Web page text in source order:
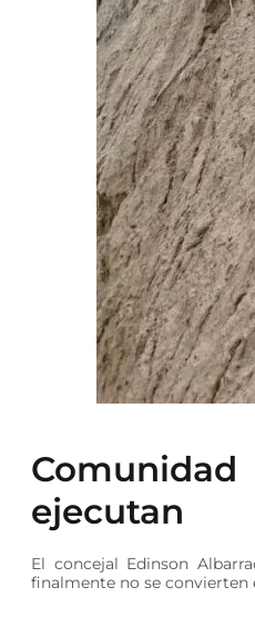
ejecutan
El concejal Edinson
finalmente no se convierten